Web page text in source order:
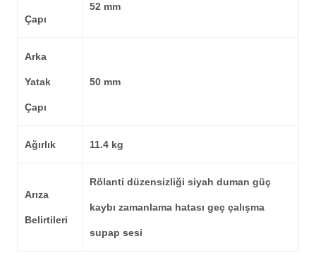
Çapı
52 mm
Arka
Yatak
Çapı
50 mm
Ağırlık 11.4 kg
Arıza
Belirtileri
Rölanti düzensizliği siyah duman güç
kaybı zamanlama hatası geç çalışma
supap sesi